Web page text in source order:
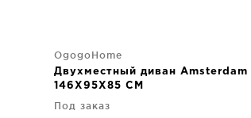
OgogoHome
Двухместный диван Amsterdam
146X95X85 CM
Под заказ